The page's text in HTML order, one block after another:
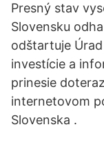
Presný stav
Slovensku
odštartuje
investície a
prinesie
internetovom
Slovenska .